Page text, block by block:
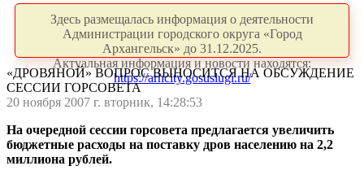
Здесь размещалась информация о деятельности
Администрации городского округа «Город
Архангельск» до 31.12.2025.
Актуальная информация и новости находятся:
https://arhcity.gosuslugi.ru/
«ДРОВЯНОЙ» ВОПРОС ВЫНОСИТСЯ НА ОБСУЖДЕНИЕ
СЕССИИ ГОРСОВЕТА
20 ноября 2007 г. вторник, 14:28:53
На очередной сессии горсовета предлагается увеличить
бюджетные расходы на поставку дров населению на 2,2
миллиона рублей.